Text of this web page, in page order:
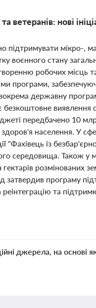
нові
мікро-,
воєнного стану
робочих місць
програми,
державну
безкоштовне виявлення
передбачено 10
населення. У
"Фахівець із
середовища. Також у
розмінованих
затвердив програму
та
джерела, на основі